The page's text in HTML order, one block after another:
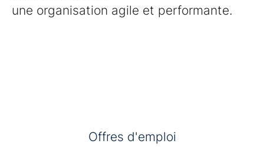
une organisation agile et performante.
Offres d'emploi